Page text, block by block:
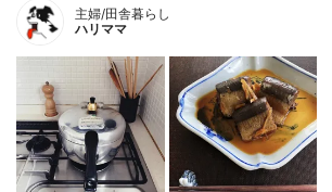
主婦/田舎暮らし
ハリママ